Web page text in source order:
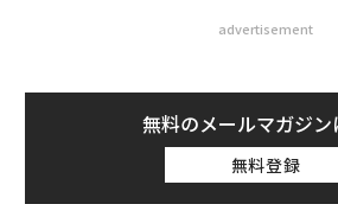
advertisement
無料のメールマガジン
無料登録